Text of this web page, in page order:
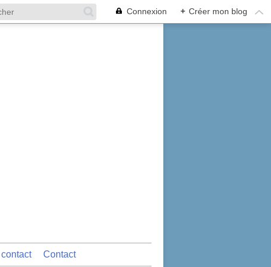
Connexion + Créer mon blog
contact Contact